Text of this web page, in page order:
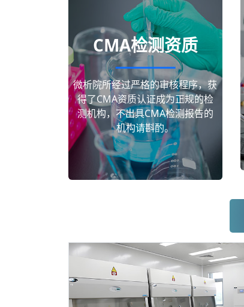
CMA检测资质
微析院所经过严格的审核程序，获
得了CMA资质认证成为正规的检
测机构，不出具CMA检测报告的
机构请斟酌。